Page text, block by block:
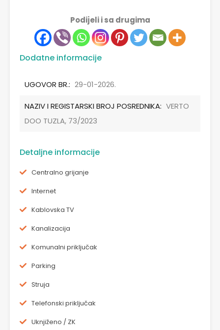
Podijeli i sa drugima
Dodatne informacije
UGOVOR BR.: 29-01-2026.
NAZIV I REGISTARSKI BROJ POSREDNIKA: VERTO
DOO TUZLA, 73/2023
Detaljne informacije
Centralno grijanje
Internet
Kablovska TV
Kanalizacija
Komunalni priključak
Parking
Struja
Telefonski priključak
Uknjiženo / ZK